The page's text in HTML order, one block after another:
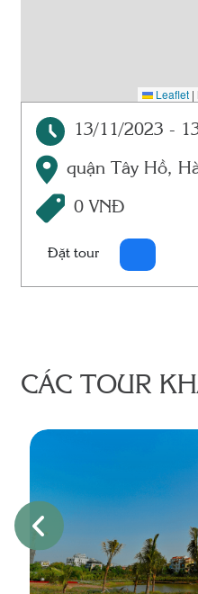
Leaflet |
13/11/2023 -
quận Tây Hồ,
0 VNĐ
Đặt tour
CÁC TOUR